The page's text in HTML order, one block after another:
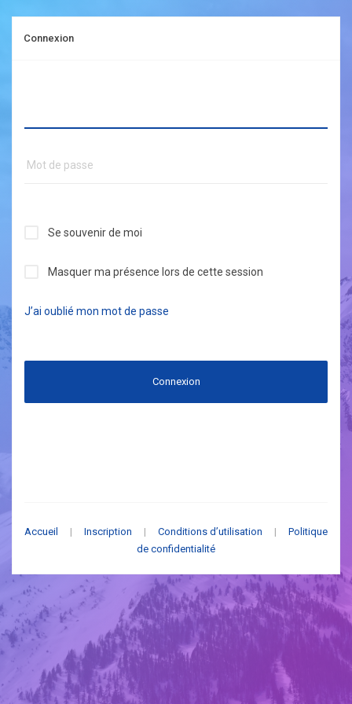
Connexion
Se souvenir de moi
Masquer ma présence lors de cette session
J’ai oublié mon mot de passe
Connexion
Accueil | Inscription | Conditions d’utilisation |
Politique
de confidentialité